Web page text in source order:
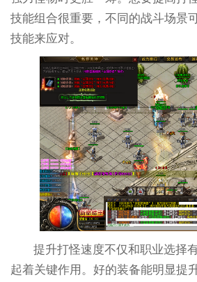
技能组合很重要，不同的战斗场景
技能来应对。
提升打怪速度不仅和职业选择
起着关键作用。好的装备能明显提